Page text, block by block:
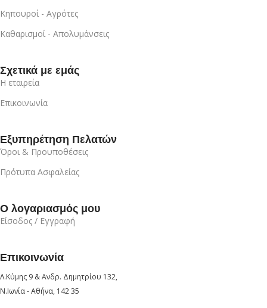
Κηπουροί - Αγρότες
Καθαρισμοί - Απολυμάνσεις
Σχετικά με εμάς
Η εταιρεία
Επικοινωνία
Εξυπηρέτηση Πελατών
Όροι & Προυποθέσεις
Πρότυπα Ασφαλείας
Ο λογαριασμός μου
Είσοδος / Εγγραφή
Επικοινωνία
Λ.Κύμης 9 & Ανδρ. Δημητρίου 132,
Ν.Ιωνία - Αθήνα, 142 35